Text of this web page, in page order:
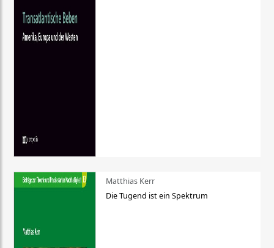
Matthias Kerr
Die Tugend ist ein Spektrum